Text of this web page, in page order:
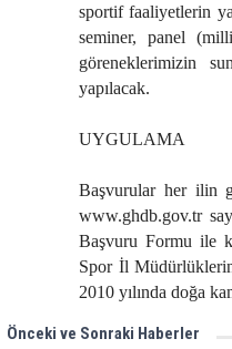
sportif faaliyetlerin
seminer, panel
göreneklerimizin
yapılacak.
UYGULAMA
Başvurular her ilin
www.ghdb.gov.tr
Başvuru Formu ile
Spor İl
2010 yılında doğa
Önceki ve Sonraki Haberler